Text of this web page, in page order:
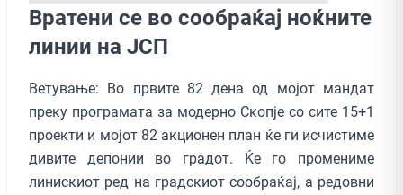
Вратени се во сообраќај ноќните
линии на ЈСП
Ветување: Во првите 82 дена од мојот мандат
преку програмата за модерно Скопје со сите 15+1
проекти и мојот 82 акционен план ќе ги исчистиме
дивите депонии во градот. Ќе го промениме
линискиот ред на градскиот сообраќај, а редовни